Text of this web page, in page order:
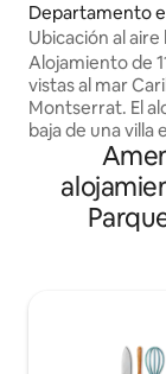
Departamento
Ubicación al aire
Alojamiento de
vistas al mar
Montserrat. El
baja de una
dispone de 3
tienen acceso
dormitorio está
privado con
diaria incluidas